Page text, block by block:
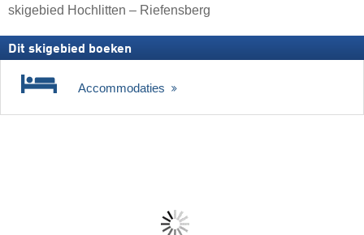
skigebied Hochlitten – Riefensberg
Dit skigebied boeken
Accommodaties